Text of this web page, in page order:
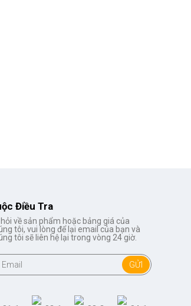
Điều Tra
về sản phẩm hoặc bảng giá của
tôi, vui lòng để lại email của bạn và
tôi sẽ liên hệ lại trong vòng 24 giờ.
GỬI